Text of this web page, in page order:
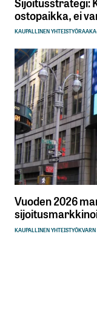
ostopaikka, ei
KAUPALLINEN YHTEISTYÖ
Vuoden 2026
KAUPALLINEN YHTEISTYÖ